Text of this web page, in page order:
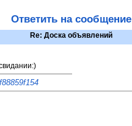
Ответить на сообщение
Re: Доска объявлений